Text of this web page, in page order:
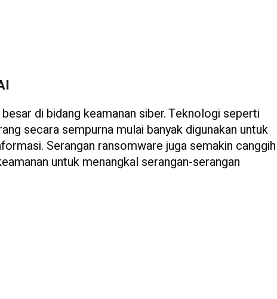
di bidang keamanan siber. Teknologi seperti
secara sempurna mulai banyak digunakan untuk
Serangan ransomware juga semakin canggih
untuk menangkal serangan-serangan